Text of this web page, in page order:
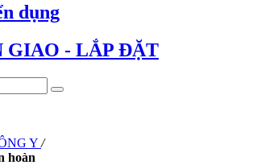
dụng
GIAO - LẮP ĐẶT
Y /
hoàn